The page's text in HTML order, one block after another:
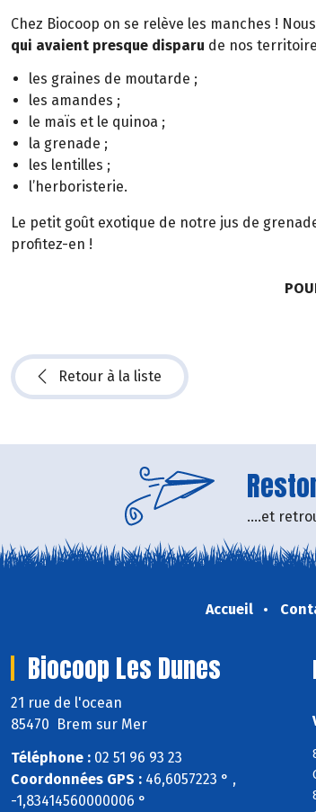
Chez Biocoop on se relève les manches !
qui avaient presque disparu de nos
les graines de moutarde ;
les amandes ;
le maïs et le quinoa ;
la grenade ;
les lentilles ;
l’herboristerie.
Le petit goût exotique de notre jus de
profitez-en !
Retour à la liste
....et
Accueil
Biocoop Les Dunes
21 rue de l'ocean
85470 Brem sur Mer
Téléphone : 02 51 96 93 23
Coordonnées GPS : 46,6057223 ° ,
-1,83414560000006 °